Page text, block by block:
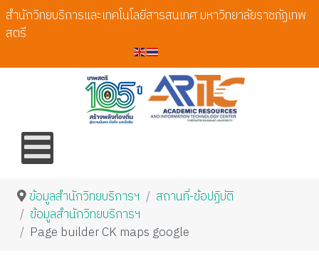
สำนักวิทยบริการและเทคโนโลยีสารสนเทศ มหาวิทยาลัยราชภัฏเทพ
สตรี
ข้อมูลสำนักวิทยบริการฯ
สถานที่-ข้อปฏิบัติ
ข้อมูลสำนักวิทยบริการฯ
Page builder CK maps google